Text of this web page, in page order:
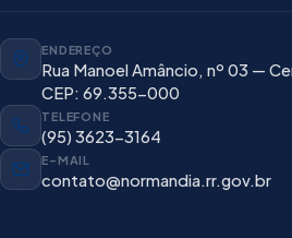
ENDEREÇO
Rua Manoel Amâncio, nº 03 —
CEP: 69.355-000
TELEFONE
(95) 3623-3164
E-MAIL
contato@normandia.rr.gov.br